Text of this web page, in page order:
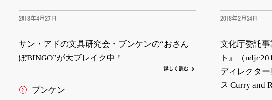
2018年4月27日
サン・アドの文具研究会・ブンケンの“おさん
ぽBINGO”が大ブレイク中！
詳し く 読む
ブンケン
2018年2月24日
文化庁委託
ト』（
ディレクタ
ス Curry and